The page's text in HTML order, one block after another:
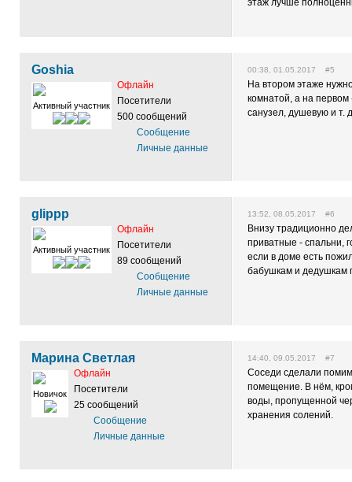
этаж лучше
Goshia
Активный участник
Офлайн
Посетители
500 сообщений
Сообщение
Личные данные
00:38, 01.05.2017 #5
На втором этаже
комнатой, а на первом
санузел, душевую и т.
glippp
Активный участник
Офлайн
Посетители
89 сообщений
Сообщение
Личные данные
13:52, 08.05.2017 #6
Внизу традиционно
приватные - спальни,
если в доме есть
бабушкам и дедушкам
Марина Светлая
Новичок
Офлайн
Посетители
25 сообщений
Сообщение
Личные данные
14:40, 09.05.2017 #7
Соседи сделали
помещение. В нём,
воды, пропущенной
хранения солений.